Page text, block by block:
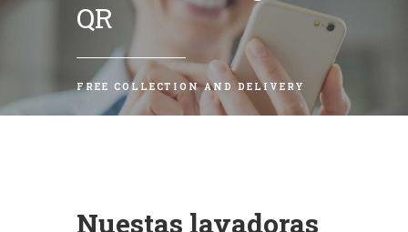
QR
FREE COLLECTION AND DELIVERY
Nuestas lavadoras